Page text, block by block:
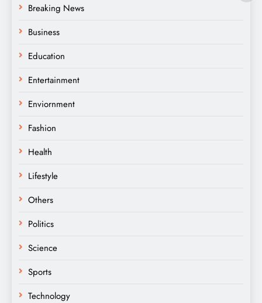
Breaking News
Business
Education
Entertainment
Enviornment
Fashion
Health
Lifestyle
Others
Politics
Science
Sports
Technology